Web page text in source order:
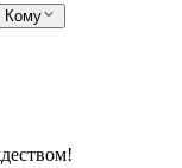
Кому